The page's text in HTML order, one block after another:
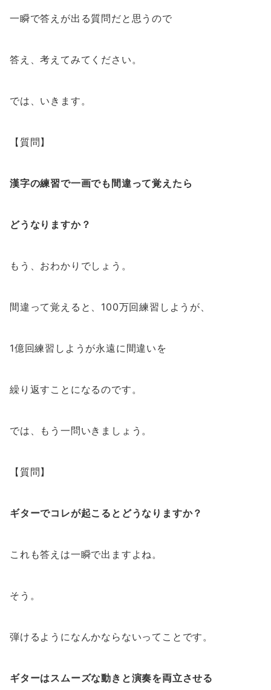
一瞬で答えが出る質問だと思うので
答え、考えてみてください。
では、いきます。
【質問】
漢字の練習で一画でも間違って覚えたら
どうなりますか？
もう、おわかりでしょう。
間違って覚えると、100万回練習しようが、
1億回練習しようが永遠に間違いを
繰り返すことになるのです。
では、もう一問いきましょう。
【質問】
ギターでコレが起こるとどうなりますか？
これも答えは一瞬で出ますよね。
そう。
弾けるようになんかならないってことです。
ギターはスムーズな動きと演奏を両立させる